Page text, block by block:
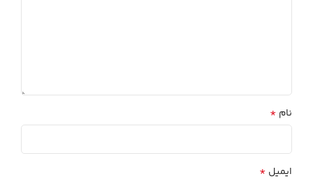
نام *
ایمیل *